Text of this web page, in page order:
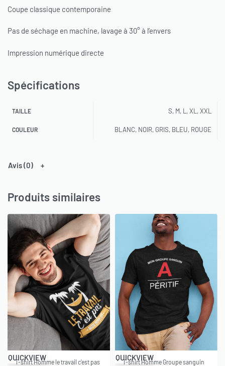
Coupe classique contemporaine
Pas de séchage en machine, lavage à 30° à l’envers
Impression numérique directe
Spécifications
TAILLE S, M, L, XL, XXL
COULEUR BLANC, NOIR, GRIS, BLEU, ROUGE
Avis (0)
Produits similaires
QUICKVIEW
T-shirt Homme le travail c’est pas
QUICKVIEW
T-shirt Homme Groupe sanguin